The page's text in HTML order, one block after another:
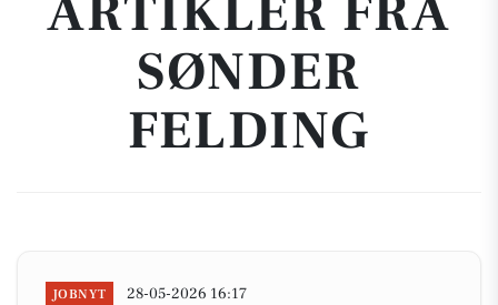
SØNDER
FELDING
JOBNYT 28-05-2026 16:17